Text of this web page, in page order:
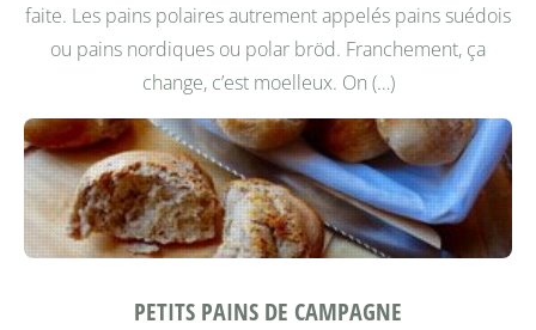
faite. Les pains polaires autrement appelés pains suédois
ou pains nordiques ou polar bröd. Franchement, ça
change, c’est moelleux. On (…)
PETITS PAINS DE CAMPAGNE